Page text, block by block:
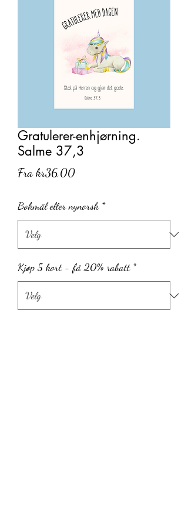
Gratulerer-enhjørning.
Salme 37,3
Frakr36,00Salgspris
Bokmål eller nynorsk *
Kjøp 5 kort - få 20% rabatt *